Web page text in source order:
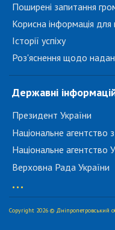
Поширені запитання
Корисна інформація для
Історії успіху
Роз'яснення щодо
Державні
Президент України
Національне агентство
Національне агентство
Верховна Рада України
...
Copyright 2026 © Дніпропетровський